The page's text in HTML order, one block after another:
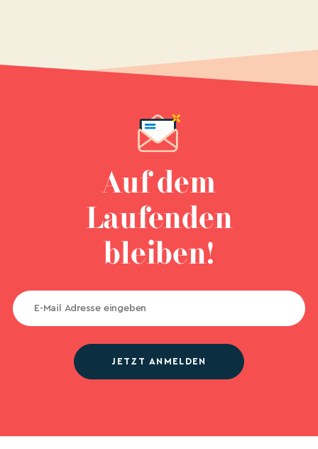
Auf dem
Laufenden
bleiben!
JETZT ANMELDEN